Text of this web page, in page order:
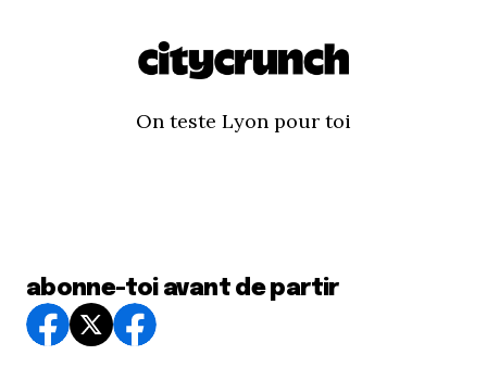
On teste Lyon pour toi
abonne-toi avant de partir